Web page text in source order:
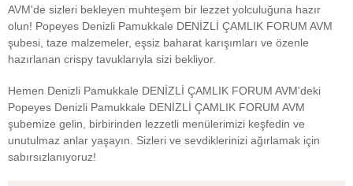
AVM'de sizleri bekleyen muhteşem bir lezzet yolculuğuna hazır
olun! Popeyes Denizli Pamukkale DENİZLİ ÇAMLIK FORUM AVM
şubesi, taze malzemeler, eşsiz baharat karışımları ve özenle
hazırlanan crispy tavuklarıyla sizi bekliyor.
Hemen Denizli Pamukkale DENİZLİ ÇAMLIK FORUM AVM'deki
Popeyes Denizli Pamukkale DENİZLİ ÇAMLIK FORUM AVM
şubemize gelin, birbirinden lezzetli menülerimizi keşfedin ve
unutulmaz anlar yaşayın. Sizleri ve sevdiklerinizi ağırlamak için
sabırsızlanıyoruz!